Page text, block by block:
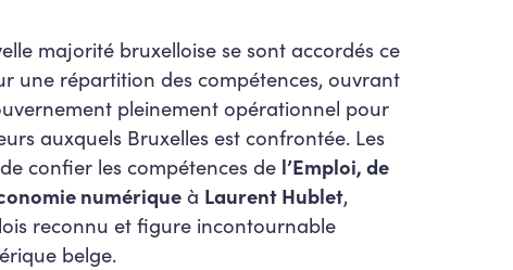
majorité bruxelloise se sont accordés ce
une répartition des compétences, ouvrant
pleinement opérationnel pour
auxquels Bruxelles est confrontée. Les
confier les compétences de l’Emploi, de
numériqueà Laurent Hublet,
reconnu et figure incontournable
belge.